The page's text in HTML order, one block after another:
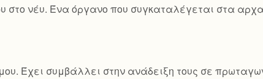
στο νέυ. Ένα όργανο που συγκαταλέγεται στα
Έχει συμβάλλει στην ανάδειξη τους σε